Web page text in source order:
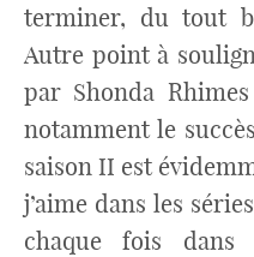
terminer, du tout
Autre point à
par Shonda
notamment le
saison II est
j’aime dans les
chaque fois